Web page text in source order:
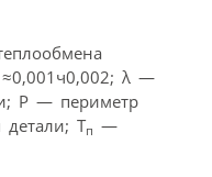
≈0,001ч0,002; λ —
P — периметр
Tп —